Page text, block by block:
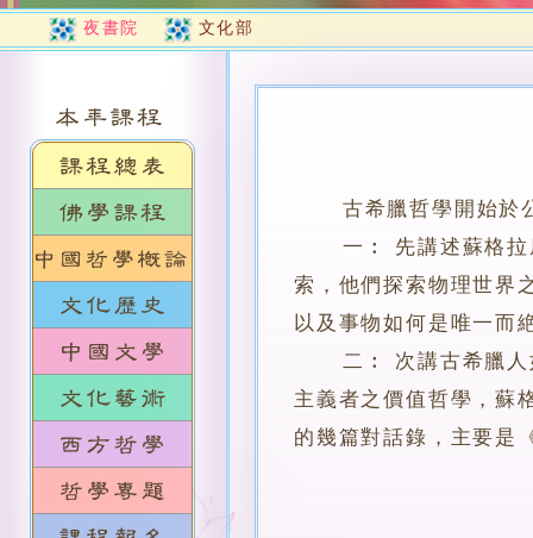
夜書院 文化部
古希臘哲學開始於公
一︰ 先講述蘇格拉底
索，他們探索物理世界
以及事物如何是唯一而
二︰ 次講古希臘人如
主義者之價值哲學，蘇
的幾篇對話錄，主要是